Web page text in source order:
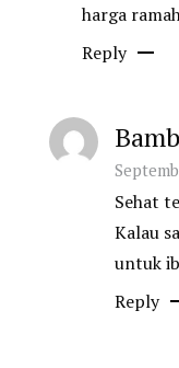
harga
Reply
Sehat
Kalau
untuk
Reply